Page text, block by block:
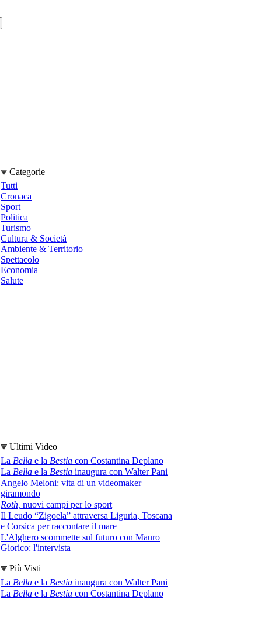
Categorie
Tutti
Cronaca
Sport
Politica
Turismo
Cultura & Società
Ambiente & Territorio
Spettacolo
Economia
Salute
Ultimi Video
La Bella e la Bestia con Costantina Deplano
La Bella e la Bestia inaugura con Walter Pani
Angelo Meloni: vita di un videomaker
giramondo
Roth, nuovi campi per lo sport
Il Leudo “Zigoela” attraversa Liguria, Toscana
e Corsica per raccontare il mare
L'Alghero scommette sul futuro con Mauro
Giorico: l'intervista
Più Visti
La Bella e la Bestia inaugura con Walter Pani
La Bella e la Bestia con Costantina Deplano